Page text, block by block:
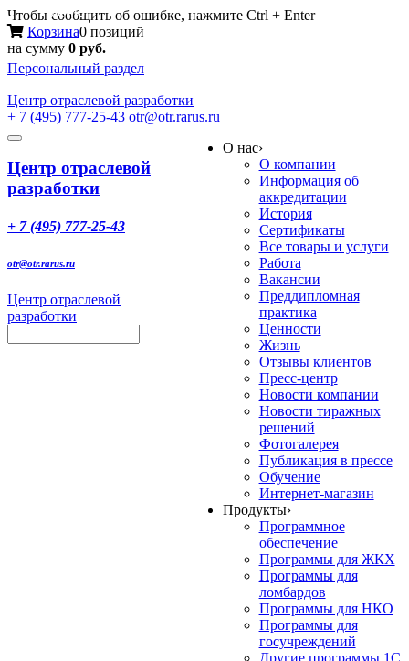
Чтобы сообщить об ошибке, нажмите Ctrl + Enter
Корзина0 позиций
на сумму 0 руб.
Персональный раздел
Центр отраслевой разработки
+ 7 (495) 777-25-43 otr@otr.rarus.ru
Toggle
Меню
Центр отраслевой
разработки
+ 7 (495) 777-25-43
otr@otr.rarus.ru
Центр отраслевой
разработки
О нас›
О компании
Информация об
аккредитации
История
Сертификаты
Все товары и услуги
Работа
Вакансии
Преддипломная
практика
Ценности
Жизнь
Отзывы клиентов
Пресс-центр
Новости компании
Новости тиражных
решений
Фотогалерея
Публикация в прессе
Обучение
Интернет-магазин
Продукты›
Программное
обеспечение
Программы для ЖКХ
Программы для
ломбардов
Программы для НКО
Программы для
госучреждений
Другие программы 1С